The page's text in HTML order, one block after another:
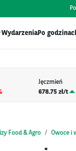
WydarzeniaPo
Jęczmień
678.75 zł/t
Food & Agro Owoce i